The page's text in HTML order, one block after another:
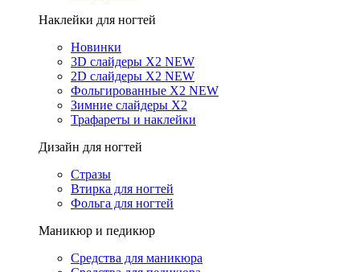
Наклейки для ногтей
Новинки
3D слайдеры X2 NEW
2D слайдеры X2 NEW
Фольгированные X2 NEW
Зимние слайдеры Х2
Трафареты и наклейки
Дизайн для ногтей
Стразы
Втирка для ногтей
Фольга для ногтей
Маникюр и педикюр
Средства для маникюра